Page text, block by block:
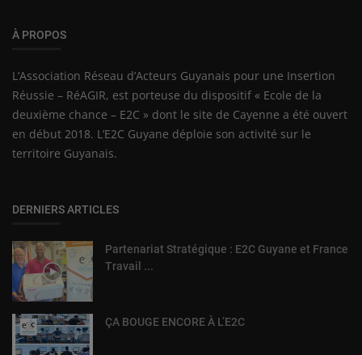
À PROPOS
L’Association Réseau d’Acteurs Guyanais pour une Insertion
Réussie – RéAGIR, est porteuse du dispositif « Ecole de la
deuxième chance – E2C » dont le site de Cayenne a été ouvert
en début 2018. L’E2C Guyane déploie son activité sur le
territoire Guyanais.
DERNIERS ARTICLES
Partenariat Stratégique : E2C Guyane et France
Travail ...
ÇA BOUGE ENCORE À L’E2C